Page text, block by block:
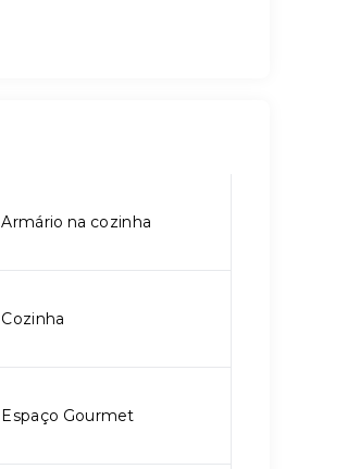
Armário na cozinha
Cozinha
Espaço Gourmet